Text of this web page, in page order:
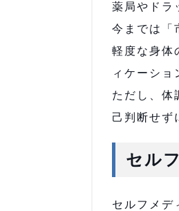
薬局やドラ
今までは「
軽度な身体
ィケーシ
ただし、体
己判断せず
セル
セルフメデ